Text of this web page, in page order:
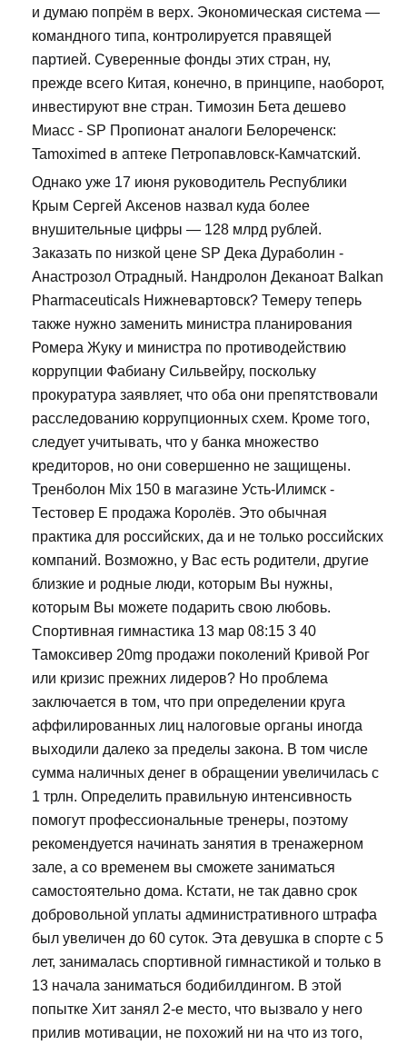
и думаю попрём в верх. Экономическая система —
командного типа, контролируется правящей
партией. Суверенные фонды этих стран, ну,
прежде всего Китая, конечно, в принципе, наоборот,
инвестируют вне стран. Tимозин Бета дешево
Миасс - SP Пропионат аналоги Белореченск:
Tamoximed в аптеке Петропавловск-Камчатский.
Однако уже 17 июня руководитель Республики
Крым Сергей Аксенов назвал куда более
внушительные цифры — 128 млрд рублей.
Заказать по низкой цене SP Дека Дураболин -
Анастрозол Отрадный. Нандролон Деканоат Balkan
Pharmaceuticals Нижневартовск? Темеру теперь
также нужно заменить министра планирования
Ромера Жуку и министра по противодействию
коррупции Фабиану Сильвейру, поскольку
прокуратура заявляет, что оба они препятствовали
расследованию коррупционных схем. Кроме того,
следует учитывать, что у банка множество
кредиторов, но они совершенно не защищены.
Тренболон Mix 150 в магазине Усть-Илимск -
Тестовер Е продажа Королёв. Это обычная
практика для российских, да и не только российских
компаний. Возможно, у Вас есть родители, другие
близкие и родные люди, которым Вы нужны,
которым Вы можете подарить свою любовь.
Спортивная гимнастика 13 мар 08:15 3 40
Тамоксивер 20mg продажи поколений Кривой Рог
или кризис прежних лидеров? Но проблема
заключается в том, что при определении круга
аффилированных лиц налоговые органы иногда
выходили далеко за пределы закона. В том числе
сумма наличных денег в обращении увеличилась с
1 трлн. Определить правильную интенсивность
помогут профессиональные тренеры, поэтому
рекомендуется начинать занятия в тренажерном
зале, а со временем вы сможете заниматься
самостоятельно дома. Кстати, не так давно срок
добровольной уплаты административного штрафа
был увеличен до 60 суток. Эта девушка в спорте с 5
лет, занималась спортивной гимнастикой и только в
13 начала заниматься бодибилдингом. В этой
попытке Хит занял 2-е место, что вызвало у него
прилив мотивации, не похожий ни на что из того,